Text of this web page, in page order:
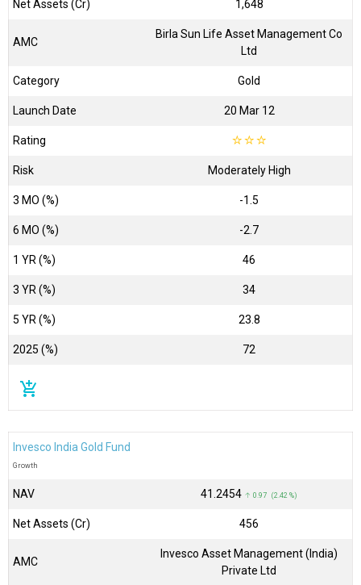
Net Assets (Cr) ₹1,648
AMC
Birla Sun Life Asset Management Co
Ltd
Category Gold
Launch Date 20 Mar 12
Rating ☆☆☆
Risk Moderately High
3 MO (%) -1.5
6 MO (%) -2.7
1 YR (%) 46
3 YR (%) 34
5 YR (%) 23.8
2025 (%) 72
add_shopping_cart
Invesco India Gold Fund
Growth
NAV ₹41.2454 ↑ 0.97 (2.42 %)
Net Assets (Cr) ₹456
AMC
Invesco Asset Management (India)
Private Ltd